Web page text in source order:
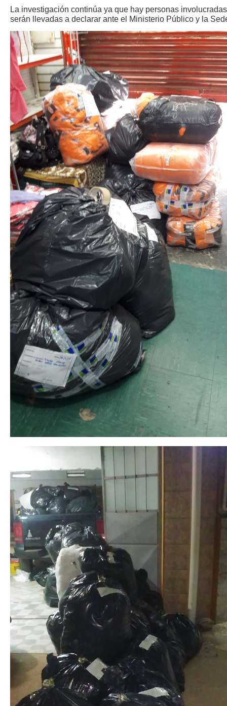
La investigación continúa ya que hay personas
serán llevadas a declarar ante el Ministerio Público y la